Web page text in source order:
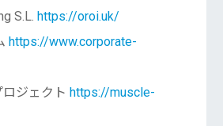
S.L. https://oroi.uk/
https://www.corporate-
ロジェクト https://muscle-